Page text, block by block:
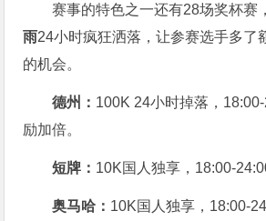
赛事的特色之一还有28场奖杯赛
雨24小时疯狂洒落，让参赛选手多了
的机会。
德州： 100K 24小时掉落，
励加倍。
短牌： 10K国人独享，18:00-
奥马哈 ： 10K国人独享，18:00-